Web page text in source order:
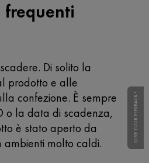
frequenti
Di solito la
prodotto e alle
confezione. È sempre
o la data di scadenza,
è stato aperto da
ambienti molto caldi.
GIVE YOUR FEEDBACK !